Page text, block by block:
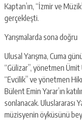
Kaptan’ın, “İzmir ve
gerçekleşti.
Yarışmalarda sona doğru
Ulusal Yarışma, Cuma
“Gülizar”, yönetmen Ümit
“Evcilik” ve yönetmen
Bülent Emin Yarar’ın
sonlanacak. Uluslararası
müzisyenin öyküsünü